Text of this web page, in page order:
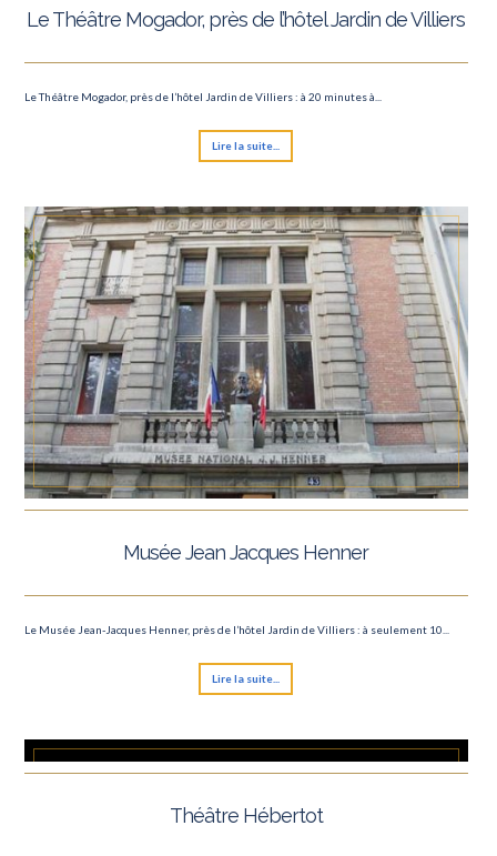
Le Théâtre Mogador, près de l’hôtel Jardin de Villiers
Le Théâtre Mogador, près de l’hôtel Jardin de Villiers : à 20 minutes à...
Lire la suite...
Musée Jean Jacques Henner
Le Musée Jean-Jacques Henner, près de l’hôtel Jardin de Villiers : à seulement 10...
Lire la suite...
Théâtre Hébertot